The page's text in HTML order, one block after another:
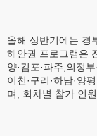
올해 상반기에는 경
해안권 프로그램은
양·김포·파주,의정
이천·구리·하남·양
며, 회차별 참가 인